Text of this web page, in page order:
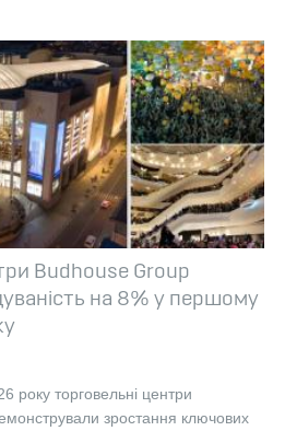
Budhouse Group
на 8% у першому
року торговельні центри
зростання ключових